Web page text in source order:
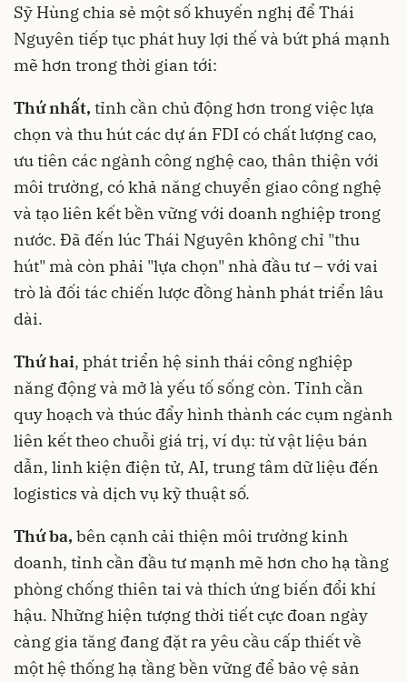
Sỹ Hùng chia sẻ một số khuyến nghị để Thái
Nguyên tiếp tục phát huy lợi thế và bứt phá mạnh
mẽ hơn trong thời gian tới:
Thứ nhất, tỉnh cần chủ động hơn trong việc lựa
chọn và thu hút các dự án FDI có chất lượng cao,
ưu tiên các ngành công nghệ cao, thân thiện với
môi trường, có khả năng chuyển giao công nghệ
và tạo liên kết bền vững với doanh nghiệp trong
nước. Đã đến lúc Thái Nguyên không chỉ "thu
hút" mà còn phải "lựa chọn" nhà đầu tư – với vai
trò là đối tác chiến lược đồng hành phát triển lâu
dài.
Thứ hai, phát triển hệ sinh thái công nghiệp
năng động và mở là yếu tố sống còn. Tỉnh cần
quy hoạch và thúc đẩy hình thành các cụm ngành
liên kết theo chuỗi giá trị, ví dụ: từ vật liệu bán
dẫn, linh kiện điện tử, AI, trung tâm dữ liệu đến
logistics và dịch vụ kỹ thuật số.
Thứ ba, bên cạnh cải thiện môi trường kinh
doanh, tỉnh cần đầu tư mạnh mẽ hơn cho hạ tầng
phòng chống thiên tai và thích ứng biến đổi khí
hậu. Những hiện tượng thời tiết cực đoan ngày
càng gia tăng đang đặt ra yêu cầu cấp thiết về
một hệ thống hạ tầng bền vững để bảo vệ sản